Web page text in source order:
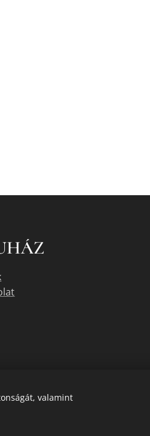
érdeklődjön az üzletben, vagy a
valamint